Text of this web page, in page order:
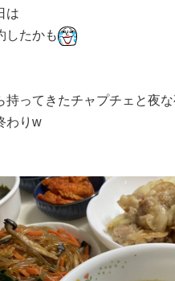
は
したかも
持ってきたチャプチェと夜
わりw